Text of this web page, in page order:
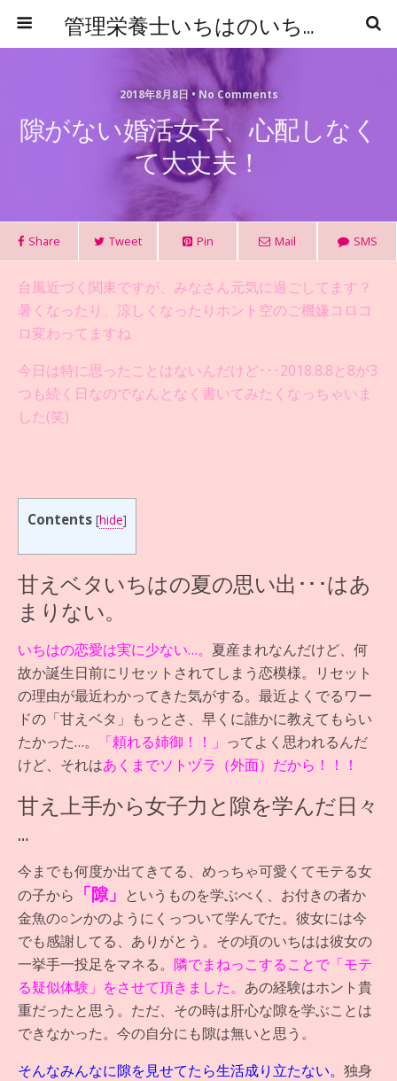
管理栄養士いちはのいちからはじめる食事管理
2018年8月8日 • No Comments
隙がない婚活女子、心配しなく
て大丈夫！
Share Tweet Pin Mail SMS
台風近づく関東ですが、みなさん元気に過ごしてます？
暑くなったり、涼しくなったりホント空のご機嫌コロコ
ロ変わってますね
今日は特に思ったことはないんだけど･･･2018.8.8と8が3
つも続く日なのでなんとなく書いてみたくなっちゃいま
した(笑)
Contents [hide]
甘えベタいちはの夏の思い出･･･はあ
まりない。
いちはの恋愛は実に少ない…。 夏産まれなんだけど、何
故か誕生日前にリセットされてしまう恋模様。リセット
の理由が最近わかってきた気がする。最近よくでるワー
ドの「甘えベタ」もっとさ、早くに誰かに教えてもらい
たかった…。
「頼れる姉御！！」 ってよく思われるんだ
けど、それはあくまでソトヅラ（外面）だから！！！
甘え上手から女子力と隙を学んだ日々
…
今までも何度か出てきてる、めっちゃ可愛くてモテる女
の子から 「隙」 というものを学ぶべく、お付きの者か
金魚の○ンかのようにくっついて学んでた。彼女には今
でも感謝してる、ありがとう。その頃のいちはは彼女の
一挙手一投足をマネる。 隣でまねっこすることで「モテ
る疑似体験」をさせて頂きました。 あの経験はホント貴
重だったと思う。ただ、その時は肝心な隙を学ぶことは
できなかった。今の自分にも隙は無いと思う。
そんなみんなに隙を見せてたら生活成り立たない。 独身